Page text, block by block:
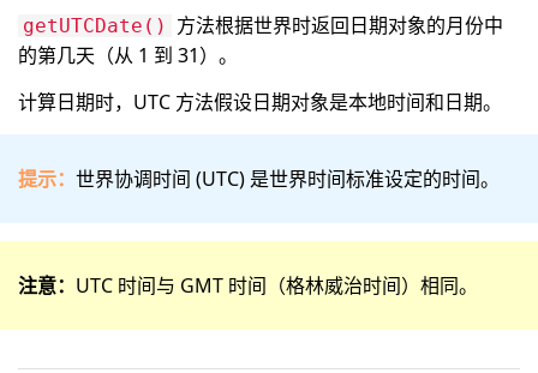
getUTCDate()
方法根据世界时返回日期对象的月份中
的第几天（从 1 到 31）。
计算日期时，UTC 方法假设日期对象是本地时间和日期。
提示： 世界协调时间 (UTC) 是世界时间标准设定的时间。
注意： UTC 时间与 GMT 时间（格林威治时间）相同。